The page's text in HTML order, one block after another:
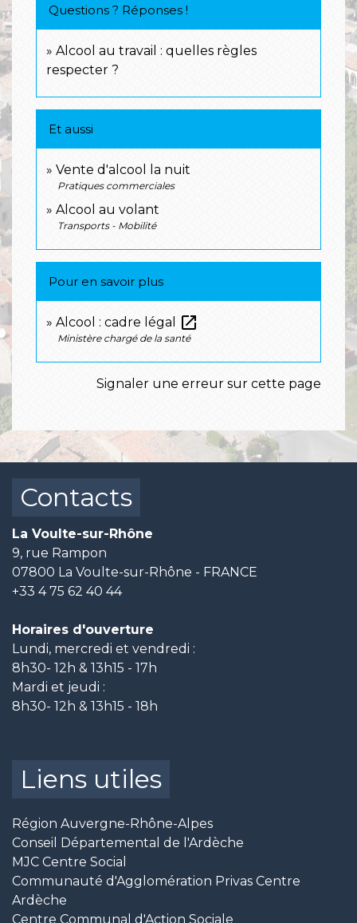
Questions ? Réponses !
Alcool au travail : quelles règles
respecter ?
Et aussi
Vente d'alcool la nuit
Pratiques commerciales
Alcool au volant
Transports - Mobilité
Pour en savoir plus
Alcool : cadre légal open_in_new
Ministère chargé de la santé
Signaler une erreur sur cette page
Contacts
La Voulte-sur-Rhône
9, rue Rampon
07800 La Voulte-sur-Rhône - FRANCE
+33 4 75 62 40 44
Horaires d'ouverture
Lundi, mercredi et vendredi :
8h30- 12h & 13h15 - 17h
Mardi et jeudi :
8h30- 12h & 13h15 - 18h
Liens utiles
Région Auvergne-Rhône-Alpes
Conseil Départemental de l'Ardèche
MJC Centre Social
Communauté d'Agglomération Privas Centre
Ardèche
Centre Communal d'Action Sociale